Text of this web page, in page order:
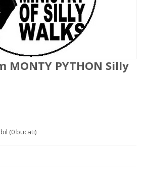
MONTY PYTHON Silly
(0 bucati)